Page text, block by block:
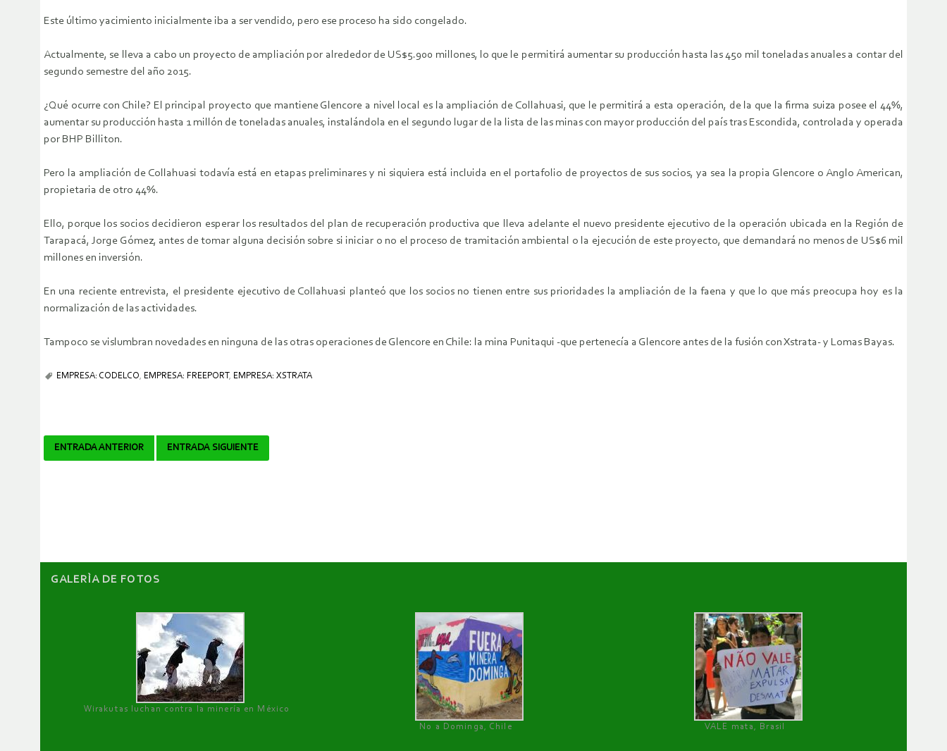
Este último yacimiento inicialmente iba a ser vendido, pero ese proceso ha sido congelado.
Actualmente, se lleva a cabo un proyecto de ampliación por alrededor de US$5.900 millones, lo que le permitirá aumentar su producción hasta las 450 mil toneladas anuales a contar del
segundo semestre del año 2015.
¿Qué ocurre con Chile? El principal proyecto que mantiene Glencore a nivel local es la ampliación de Collahuasi, que le permitirá a esta operación, de la que la firma suiza posee el 44%,
aumentar su producción hasta 1 millón de toneladas anuales, instalándola en el segundo lugar de la lista de las minas con mayor producción del país tras Escondida, controlada y operada
por BHP Billiton.
Pero la ampliación de Collahuasi todavía está en etapas preliminares y ni siquiera está incluida en el portafolio de proyectos de sus socios, ya sea la propia Glencore o Anglo American,
propietaria de otro 44%.
Ello, porque los socios decidieron esperar los resultados del plan de recuperación productiva que lleva adelante el nuevo presidente ejecutivo de la operación ubicada en la Región de
Tarapacá, Jorge Gómez, antes de tomar alguna decisión sobre si iniciar o no el proceso de tramitación ambiental o la ejecución de este proyecto, que demandará no menos de US$6 mil
millones en inversión.
En una reciente entrevista, el presidente ejecutivo de Collahuasi planteó que los socios no tienen entre sus prioridades la ampliación de la faena y que lo que más preocupa hoy es la
normalización de las actividades.
Tampoco se vislumbran novedades en ninguna de las otras operaciones de Glencore en Chile: la mina Punitaqui -que pertenecía a Glencore antes de la fusión con Xstrata- y Lomas Bayas.
EMPRESA: CODELCO, EMPRESA: FREEPORT , EMPRESA: XSTRATA
Navegador
ENTRADA ANTERIOR ENTRADA SIGUIENTE
GALERÌA DE FOTOS
Wirakutas luchan contra la minería en México
No a Dominga, Chile
VALE mata, Brasil